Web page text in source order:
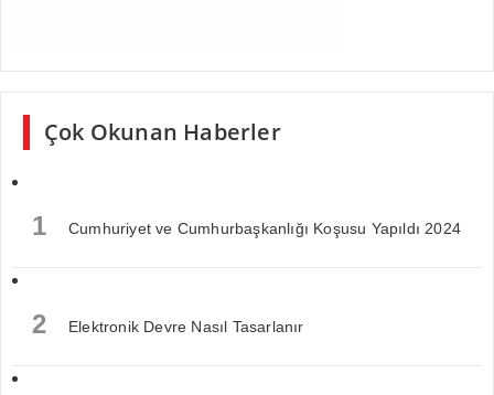
Çok Okunan Haberler
1 Cumhuriyet ve Cumhurbaşkanlığı Koşusu Yapıldı 2024
2 Elektronik Devre Nasıl Tasarlanır